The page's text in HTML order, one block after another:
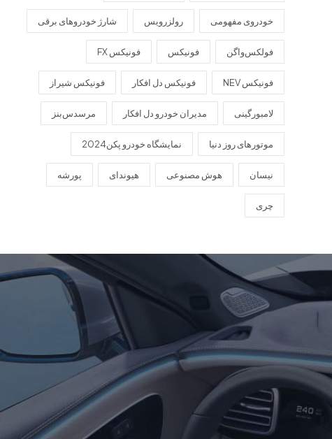
خودروی مفهومی رولزرویس شارژ خودروهای برقی
فولکس‌واگن فونیکس فونیکس FX
فونیکس NEV فونیکس دل افکار فونیکس شیراز
لامبورگینی مدیران خودرو دل افکار مرسدس‌بنز
موتورهای روز دنیا نمایشگاه خودرو پکن2024
نیسان هوش مصنوعی هیوندای پورشه
چری